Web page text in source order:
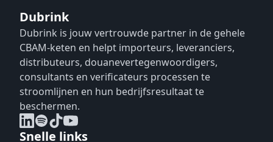
Dubrink
Dubrink is jouw vertrouwde partner in de gehele
CBAM-keten en helpt importeurs, leveranciers,
distributeurs, douanevertegenwoordigers,
consultants en verificateurs processen te
stroomlijnen en hun bedrijfsresultaat te
beschermen.
Snelle links